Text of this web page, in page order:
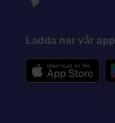
Ladda ner vår app